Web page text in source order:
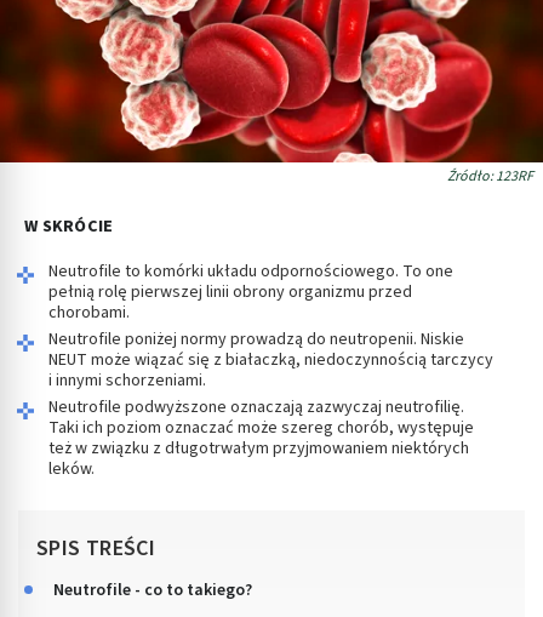
Źródło: 123RF
W SKRÓCIE
Neutrofile to komórki układu odpornościowego. To one
pełnią rolę pierwszej linii obrony organizmu przed
chorobami.
Neutrofile poniżej normy prowadzą do neutropenii. Niskie
NEUT może wiązać się z białaczką, niedoczynnością tarczycy
i innymi schorzeniami.
Neutrofile podwyższone oznaczają zazwyczaj neutrofilię.
Taki ich poziom oznaczać może szereg chorób, występuje
też w związku z długotrwałym przyjmowaniem niektórych
leków.
SPIS TREŚCI
Neutrofile - co to takiego?